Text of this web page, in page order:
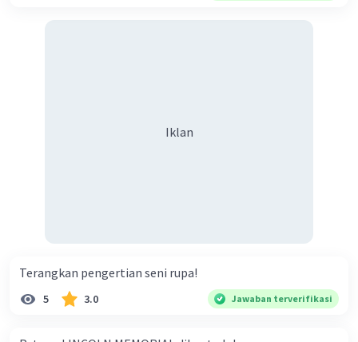
Iklan
Terangkan pengertian seni rupa!
5 3.0 Jawaban terverifikasi